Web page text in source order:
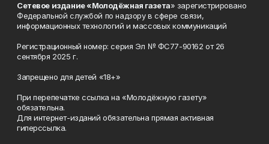
Сетевое издание «Молодёжная газета» зарегистрировано
Федеральной службой по надзору в сфере связи,
информационных технологий и массовых коммуникаций
Регистрационный номер: серия Эл № ФС77-90162 от 26
сентября 2025 г.
Запрещено для детей «18+»
При перепечатке ссылка на «Молодёжную газету»
обязательна.
Для интернет-изданий обязательна прямая активная
гиперссылка.